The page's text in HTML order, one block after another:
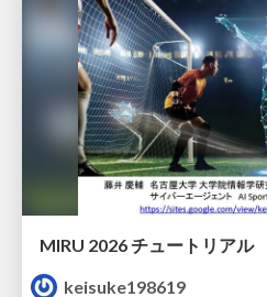
MIRU 2026 チュートリアル
keisuke198619